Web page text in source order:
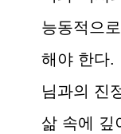
능동적으
해야 한다.
님과의 진
삶 속에